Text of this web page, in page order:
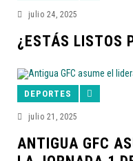
julio 24, 2025
¿ESTÁS LISTOS
DEPORTES
julio 21, 2025
ANTIGUA GFC